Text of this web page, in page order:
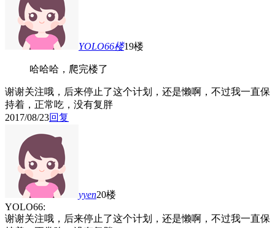
YOLO66楼19楼
哈哈哈，爬完楼了
谢谢关注哦，后来停止了这个计划，还是懒啊，不过我一直保
持着，正常吃，没有复胖
2017/08/23回复
yyen20楼
YOLO66:
谢谢关注哦，后来停止了这个计划，还是懒啊，不过我一直保